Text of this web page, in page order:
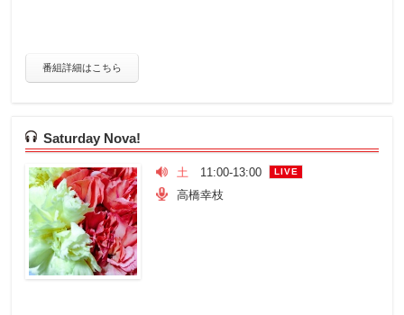
番組詳細はこちら
Saturday Nova!
土 11:00-13:00 LIVE
高橋幸枝